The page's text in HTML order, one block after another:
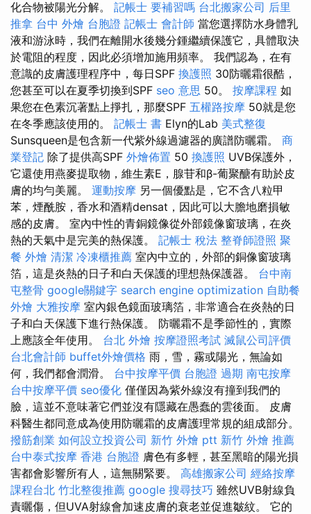
化合物被陽光分解。 記帳士 要補習嗎 台北搬家公司 后里
推拿 台中 外燴 台胞證 記帳士 會計師 當您選擇防水身體乳
液和游泳時，我們在離開水後幾分鍾繼續保護它，具體取決
於電阻的程度，因此必須增加施用頻率。 我們認為，在有
意識的皮膚護理程序中，每日SPF 換護照 30防曬霜很酷，
您甚至可以在夏季切換到SPF seo 意思 50。 按摩課程 如
果您在色素沉著點上掙扎，那麼SPF 五權路按摩 50就是您
在冬季應該使用的。 記帳士 書 Elyn的Lab 美式整復
Sunsqueen是包含新一代紫外線過濾器的廣譜防曬霜。 商
業登記 除了提供高SPF 外燴佈置 50 換護照 UVB保護外，
它還使用燕麥提取物，維生素E，腺苷和β-葡聚醣有助於皮
膚的均勻美麗。 運動按摩 另一個優點是，它不含八粒甲
苯，煙酰胺，香水和酒精densat，因此可以大膽地磨損敏
感的皮膚。 室內中性的青銅鏡像從外部鏡像窗玻璃，在炎
熱的天氣中是完美的熱保護。 記帳士 稅法 整脊師證照 聚
餐 外燴 清潔 冷凍櫃推薦 室內中立的，外部的銅像窗玻璃
箔，這是炎熱的日子和白天保護的理想熱保護器。 台中南
屯整骨 google關鍵字 search engine optimization 自助餐
外燴 大雅按摩 室內銀色鏡面玻璃箔，非常適合在炎熱的日
子和白天保護下進行熱保護。 防曬霜不是季節性的，實際
上應該全年使用。 台北 外燴 按摩證照考試 滅鼠公司評價
台北會計師 buffet外燴價格 雨，雪，霧或陽光，無論如
何，我們都會潤滑。 台中按摩平價 台胞證 過期 南屯按摩
台中按摩平價 seo優化 僅僅因為紫外線沒有撞到我們的
臉，這並不意味著它們並沒有隱藏在愚蠢的雲後面。 皮膚
科醫生都同意成為使用防曬霜的皮膚護理常規的組成部分。
撥筋創業 如何設立投資公司 新竹 外燴 ptt 新竹 外燴 推薦
台中泰式按摩 香港 台胞證 膚色有多輕，甚至黑暗的陽光損
害都會影響所有人，這無關緊要。 高雄搬家公司 經絡按摩
課程台北 竹北整復推薦 google 搜尋技巧 雖然UVB射線負
責曬傷，但UVA射線會加速皮膚的衰老並促進皺紋。 它的